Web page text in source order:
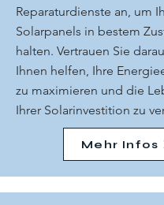
Reparaturdienste an, um
Solarpanels in bestem
halten. Vertrauen Sie
Ihnen helfen, Ihre
zu maximieren und die
Ihrer Solarinvestition zu
Mehr Infos